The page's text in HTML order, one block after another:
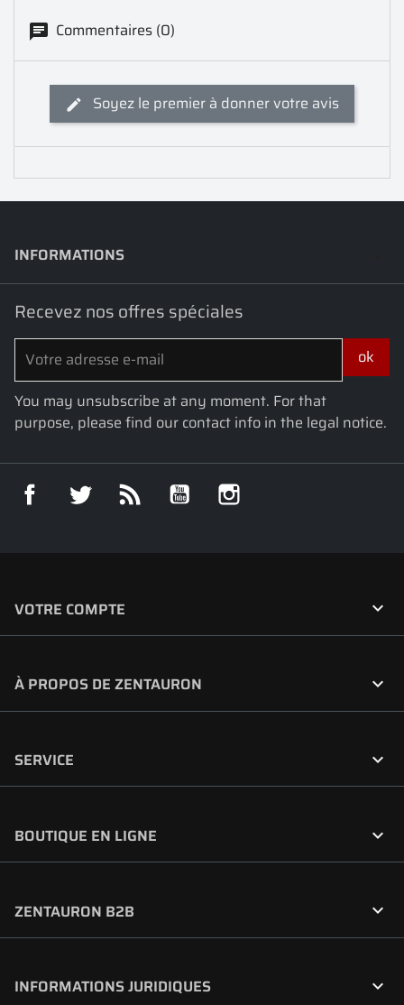
Commentaires (0)
Soyez le premier à donner votre avis
INFORMATIONS
Recevez nos offres spéciales
You may unsubscribe at any moment. For that
purpose, please find our contact info in the legal notice.
Facebook Twitter YouTube
VOTRE COMPTE 
À PROPOS DE ZENTAURON 
SERVICE 
BOUTIQUE EN LIGNE 
ZENTAURON B2B 
INFORMATIONS JURIDIQUES 